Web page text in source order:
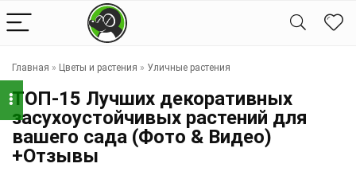
Главная » Цветы и растения » Уличные растения
ТОП-15 Лучших декоративных
засухоустойчивых растений для
вашего сада (Фото & Видео)
+Отзывы